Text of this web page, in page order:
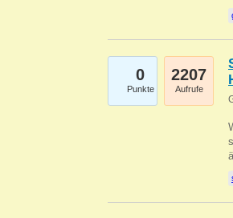
0
Punkte
2207
Aufrufe